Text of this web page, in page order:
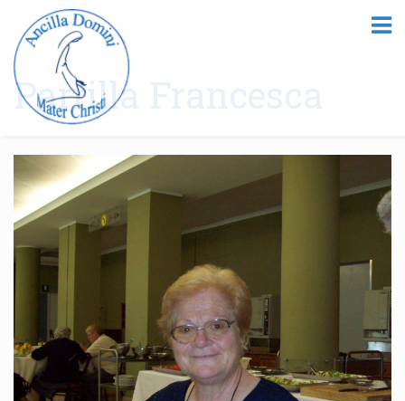
Parrilla Francesca